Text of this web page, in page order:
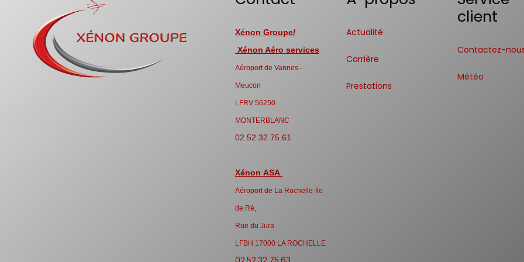
Xénon Groupe/
Xénon Aéro services
Aéroport de Vannes -
Meucon
LFRV 56250
MONTERBLANC
02.52.32.75.61
Xénon ASA
Aéroport de La Rochelle-Ile
de Ré,
Rue du Jura
LFBH 17000 LA ROCHELLE
Actualité
Carrière
Prestations
client
Contactez-
Météo